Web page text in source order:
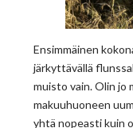
Ensimmäinen
järkyttävällä
muisto vain. Olin jo
makuuhuoneen
yhtä nopeasti kuin